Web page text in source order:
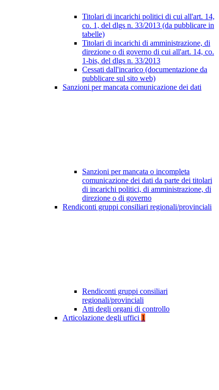
Titolari di incarichi politici di cui all'art. 14,
co. 1, del dlgs n. 33/2013 (da pubblicare in
tabelle)
Titolari di incarichi di amministrazione, di
direzione o di governo di cui all'art. 14, co.
1-bis, del dlgs n. 33/2013
Cessati dall'incarico (documentazione da
pubblicare sul sito web)
Sanzioni per mancata comunicazione dei dati
Sanzioni per mancata o incompleta
comunicazione dei dati da parte dei titolari
di incarichi politici, di amministrazione, di
direzione o di governo
Rendiconti gruppi consiliari regionali/provinciali
Rendiconti gruppi consiliari
regionali/provinciali
Atti degli organi di controllo
Articolazione degli uffici 1